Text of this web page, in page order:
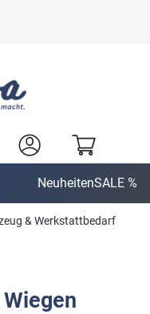
NeuheitenSALE %
& Werkstattbedarf